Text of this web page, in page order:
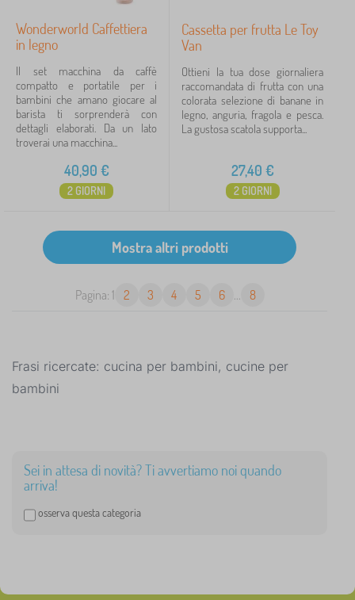
Wonderworld Caffettiera
in legno
Il set macchina da caffè
compatto e portatile per i
bambini che amano giocare al
barista ti sorprenderà con
dettagli elaborati. Da un lato
troverai una macchina...
40,90 €
2 GIORNI
Cassetta per frutta Le Toy
Van
Ottieni la tua dose giornaliera
raccomandata di frutta con una
colorata selezione di banane in
legno, anguria, fragola e pesca.
La gustosa scatola supporta...
27,40 €
2 GIORNI
Pagina: 1 2 3 4 5 6 ... 8
Frasi ricercate: cucina per bambini, cucine per
bambini
Sei in attesa di novità? Ti avvertiamo noi quando
arriva!
osserva questa categoria